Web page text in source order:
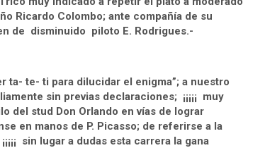
Ricardo Colombo; ante compañía de su
de disminuido piloto E. Rodrigues.-
ta- te- ti para dilucidar el enigma”; a nuestro
sin previas declaraciones; ¡¡¡¡¡ muy
del stud Don Orlando en vías de lograr
en manos de P. Picasso; de referirse a la
sin lugar a dudas esta carrera la gana